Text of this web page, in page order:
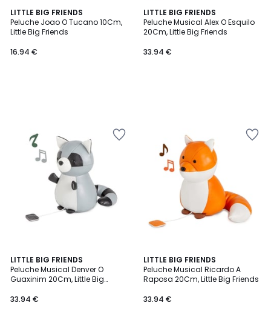
LITTLE BIG FRIENDS
Peluche Joao O Tucano 10Cm,
Little Big Friends
16.94 €
LITTLE BIG FRIENDS
Peluche Musical Alex O Esquilo
20Cm, Little Big Friends
33.94 €
LITTLE BIG FRIENDS
Peluche Musical Denver O
Guaxinim 20Cm, Little Big
33.94 €
LITTLE BIG FRIENDS
Peluche Musical Ricardo A
Raposa 20Cm, Little Big Friends
33.94 €